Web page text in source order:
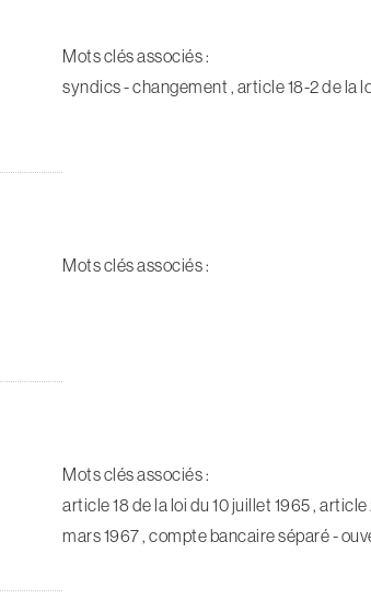
Mots clés associés :
syndics - changement , article 18-2 de la
Mots clés associés :
Mots clés associés :
article 18 de la loi du 10 juillet 1965 ,
mars 1967 , compte bancaire séparé -